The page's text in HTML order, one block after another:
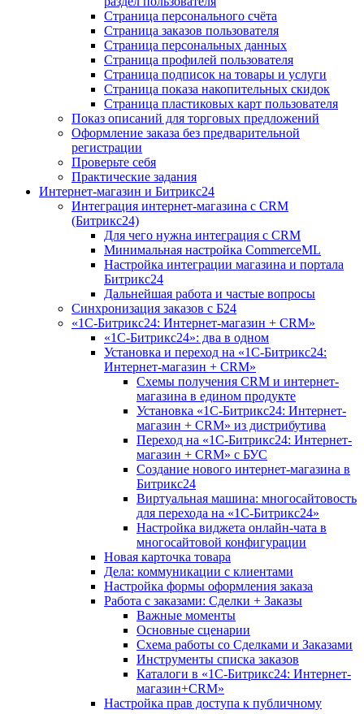
Страница персонального счёта
Страница заказов пользователя
Страница персональных данных
Страница профилей пользователя
Страница подписок на товары и услуги
Страница показа накопительных скидок
Страница пластиковых карт пользователя
Показ описаний для торговых предложений
Оформление заказа без предварительной
регистрации
Проверьте себя
Практические задания
Интернет-магазин и Битрикс24
Интеграция интернет-магазина с CRM
(Битрикс24)
Для чего нужна интеграция с CRM
Минимальная настройка CommerceML
Настройка интеграции магазина и портала
Битрикс24
Дальнейшая работа и частые вопросы
Синхронизация заказов с Б24
«1С-Битрикс24: Интернет-магазин + CRM»
«1С-Битрикс24»: два в одном
Установка и переход на «1С-Битрикс24:
Интернет-магазин + CRM»
Схемы получения CRM и интернет-
магазина в едином продукте
Установка «1С-Битрикс24: Интернет-
магазин + CRM» из дистрибутива
Переход на «1С-Битрикс24: Интернет-
магазин + CRM» с БУС
Создание нового интернет-магазина в
Битрикс24
Виртуальная машина: многосайтовость
для перехода на «1С-Битрикс24»
Настройка виджета онлайн-чата в
многосайтовой конфигурации
Новая карточка товара
Дела: коммуникации с клиентами
Настройка формы оформления заказа
Работа с заказами: Сделки + Заказы
Важные моменты
Основные сценарии
Схема работы со Сделками и Заказами
Инструменты списка заказов
Каталоги в «1С-Битрикс24: Интернет-
магазин+CRM»
Настройка прав доступа к публичному